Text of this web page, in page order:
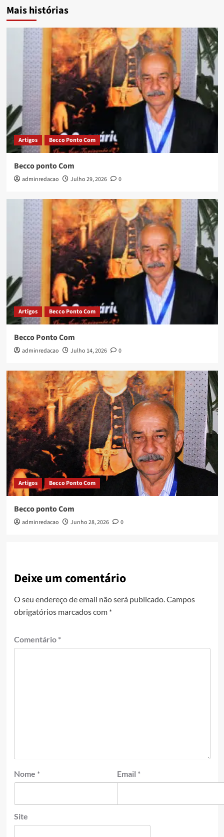
Mais histórias
Artigos Becco Ponto Com
Becco ponto Com
adminredacao Julho 29, 2026 0
Artigos Becco Ponto Com
Becco Ponto Com
adminredacao Julho 14, 2026 0
Artigos Becco Ponto Com
Becco ponto Com
adminredacao Junho 28, 2026 0
Deixe um comentário
O seu endereço de email não será publicado.Campos
obrigatórios marcados com *
Comentário *
Nome * Email *
Site